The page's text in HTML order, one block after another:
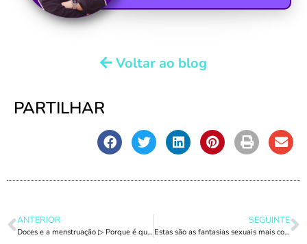
Voltar ao blog
PARTILHAR
ANTERIOR
Doces e a menstruação ▷ Porque é que tenho tanto desejo de comer doces com o período?
SEGUINTE
Estas são as fantasias sexuais mais comuns das mulheres